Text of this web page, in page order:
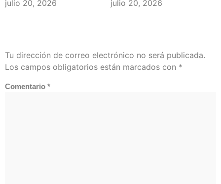
julio 20, 2026 julio 20, 2026
Tu dirección de correo electrónico no será publicada.
Los campos obligatorios están marcados con *
Comentario *